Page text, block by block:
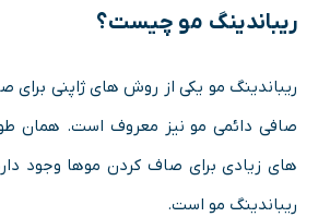
ریباندینگ مو چیست؟
ریباندینگ مو یکی از روش های ژاپنی
صافی دائمی مو نیز معروف است. همان
های زیادی برای صاف کردن موها وجود
ریباندینگ مو است.